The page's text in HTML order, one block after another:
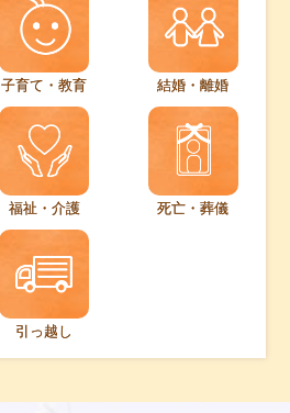
子育て・教育 結婚・離婚
福祉・介護 死亡・葬儀
引っ越し